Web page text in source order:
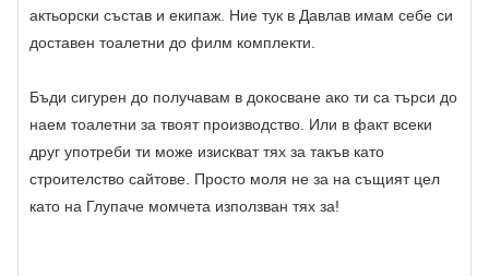
актьорски състав и екипаж. Ние тук в Давлав имам себе си
доставен тоалетни до филм комплекти.
Бъди сигурен до получавам в докосване ако ти са търси до
наем тоалетни за твоят производство. Или в факт всеки
друг употреби ти може изискват тях за такъв като
строителство сайтове. Просто моля не за на същият цел
като на Глупаче момчета използван тях за!